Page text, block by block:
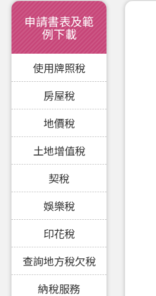
:::
申請書表及範
例下載
使用牌照稅
房屋稅
地價稅
土地增值稅
契稅
娛樂稅
印花稅
查詢地方稅欠稅
納稅服務